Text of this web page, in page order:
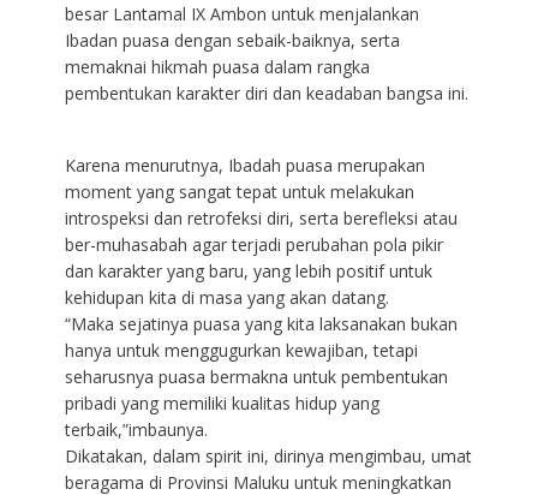
besar Lantamal IX Ambon untuk menjalankan
Ibadan puasa dengan sebaik-baiknya, serta
memaknai hikmah puasa dalam rangka
pembentukan karakter diri dan keadaban bangsa ini.
Karena menurutnya, Ibadah puasa merupakan
moment yang sangat tepat untuk melakukan
introspeksi dan retrofeksi diri, serta berefleksi atau
ber-muhasabah agar terjadi perubahan pola pikir
dan karakter yang baru, yang lebih positif untuk
kehidupan kita di masa yang akan datang.
“Maka sejatinya puasa yang kita laksanakan bukan
hanya untuk menggugurkan kewajiban, tetapi
seharusnya puasa bermakna untuk pembentukan
pribadi yang memiliki kualitas hidup yang
terbaik,”imbaunya.
Dikatakan, dalam spirit ini, dirinya mengimbau, umat
beragama di Provinsi Maluku untuk meningkatkan